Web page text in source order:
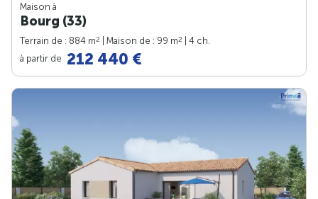
Maison à
Bourg (33)
Terrain de : 884 m2 | Maison de : 99 m2
| 4 ch.
à partir de 212 440 €